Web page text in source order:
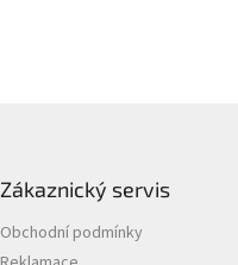
Zákaznický servis
Obchodní podmínky